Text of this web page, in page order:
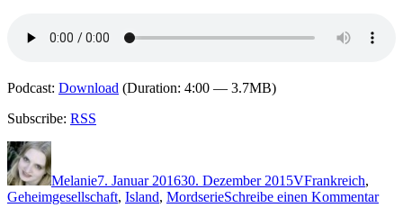
Podcast: Download (Duration: 4:00 — 3.7MB)
Subscribe: RSS
Autor
Melanie7. Januar 201630. Dezember 2015VFrankreich,
Geheimgesellschaft, Island, MordserieSchreibe einen Kommentarzu